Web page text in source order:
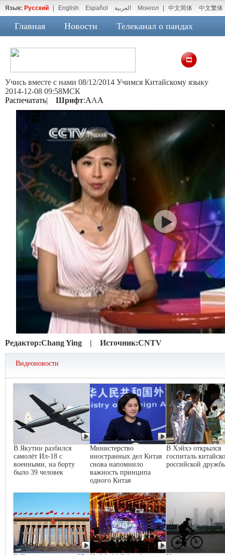
Язык: Русский English Español العربية Монгол 中文简体 中文繁体
Главная Новости Телеканал о пандах
Учись вместе с нами 08/12/2014 Учимся Китайскому языку
2014-12-08 09:58МСК
Распечатать| Шрифт:AAA
Редактор:Chang Ying | Источник:CNTV
Видеоновости
В Якутии разбился
самолёт Ил-18 с
военными, на борту
было 39 человек
Министерство
иностранных дел Китая
снова напомнило
важность принципа
одного Китая
В Хэйхэ открылся
госпиталь
российской